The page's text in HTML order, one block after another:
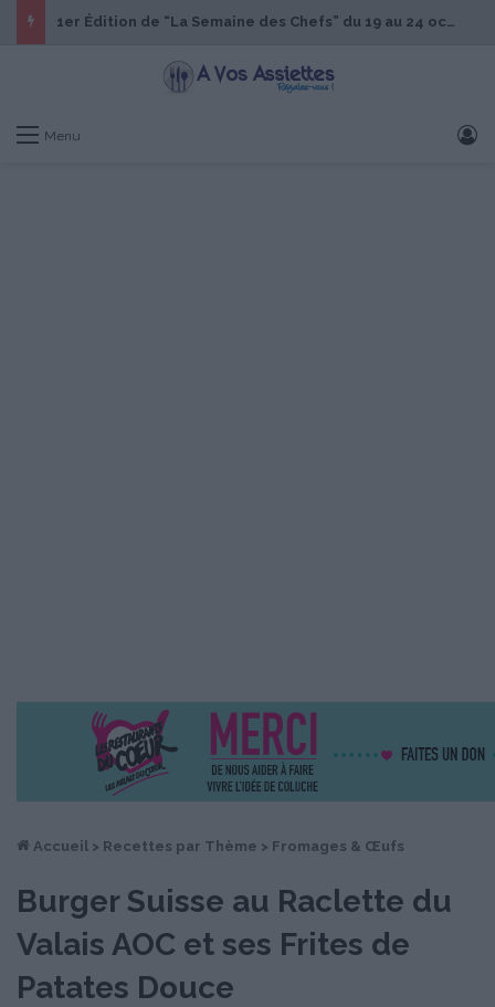
1er Édition de “La Semaine des Chefs” du 19 au 24 octobre 2026
Menu
Accueil > Recettes par Thème > Fromages & Œufs
Burger Suisse au Raclette du
Valais AOC et ses Frites de
Patates Douce